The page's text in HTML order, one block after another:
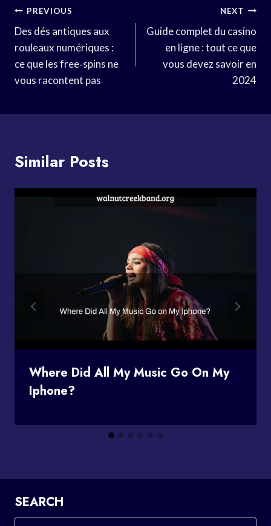
Post
Navigation
PREVIOUS
Des dés antiques aux
rouleaux numériques :
ce que les free‑spins ne
vous racontent pas
NEXT
Guide complet du casino
en ligne : tout ce que
vous devez savoir en
2024
Similar Posts
Where Did All My Music Go On My
Iphone?
SEARCH